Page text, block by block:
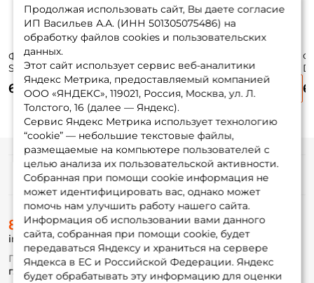
Флюорокарбон
Sunline Siglon FC
2020 30м 0.290мм
Clear
690 ₽
Sunline Siglon FC
2020 30м 0.225мм
Clear
590 ₽
Dunaev X-core 30м.
0,37мм.
560 ₽
Продолжая использовать сайт, Вы даете согласие
ИП Васильев А.А. (ИНН 501305075486) на
обработку файлов cookies и пользовательских
данных.
Этот сайт использует сервис веб-аналитики
Яндекс Метрика, предоставляемый компанией
ООО «ЯНДЕКС», 119021, Россия, Москва, ул. Л.
Толстого, 16 (далее — Яндекс).
Сервис Яндекс Метрика использует технологию
“cookie” — небольшие текстовые файлы,
размещаемые на компьютере пользователей с
целью анализа их пользовательской активности.
Собранная при помощи cookie информация не
может идентифицировать вас, однако может
помочь нам улучшить работу нашего сайта.
Информация об использовании вами данного
сайта, собранная при помощи cookie, будет
передаваться Яндексу и храниться на сервере
Яндекса в ЕС и Российской Федерации. Яндекс
будет обрабатывать эту информацию для оценки
Информация
О магазине
Доставка
Оплата
Fox-bonus
Гуру
8 (495) 532-77-88
info@foxfishing.ru
По вопросам с заказом
г. Москва, ул. Плеханова д.7